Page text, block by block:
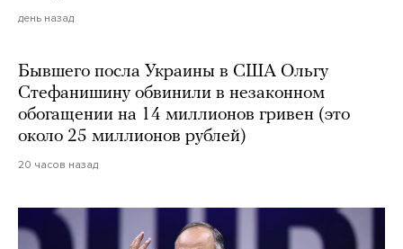
день назад
Бывшего посла Украины в США Ольгу
Стефанишину обвинили в незаконном
обогащении на 14 миллионов гривен (это
около 25 миллионов рублей)
20 часов назад